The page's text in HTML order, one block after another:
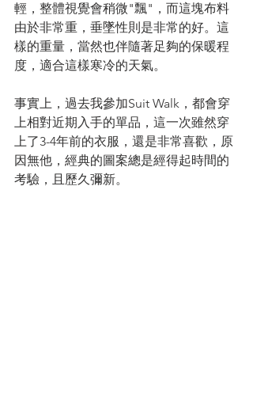
輕，整體視覺會稍微"飄"，而這塊布料
由於非常重，垂墜性則是非常的好。這
樣的重量，當然也伴隨著足夠的保暖程
度，適合這樣寒冷的天氣。
事實上，過去我參加Suit Walk，都會穿
上相對近期入手的單品，這一次雖然穿
上了3-4年前的衣服，還是非常喜歡，原
因無他，經典的圖案總是經得起時間的
考驗，且歷久彌新。